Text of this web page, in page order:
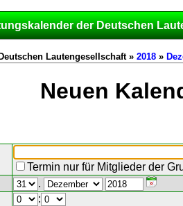
der Deutschen
Lautengesellschaft » 2018 »
Neuen
Termin nur für Mitglieder der
.
: